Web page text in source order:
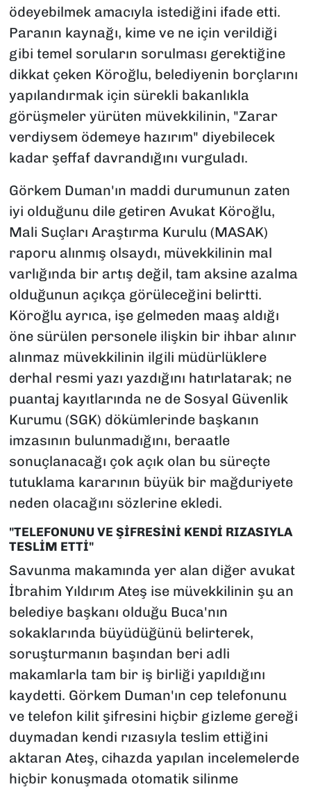
ödeyebilmek amacıyla istediğini ifade etti.
Paranın kaynağı, kime ve ne için verildiği
gibi temel soruların sorulması gerektiğine
dikkat çeken Köroğlu, belediyenin borçlarını
yapılandırmak için sürekli bakanlıkla
görüşmeler yürüten müvekkilinin, "Zarar
verdiysem ödemeye hazırım" diyebilecek
kadar şeffaf davrandığını vurguladı.
Görkem Duman'ın maddi durumunun zaten
iyi olduğunu dile getiren Avukat Köroğlu,
Mali Suçları Araştırma Kurulu (MASAK)
raporu alınmış olsaydı, müvekkilinin mal
varlığında bir artış değil, tam aksine azalma
olduğunun açıkça görüleceğini belirtti.
Köroğlu ayrıca, işe gelmeden maaş aldığı
öne sürülen personele ilişkin bir ihbar alınır
alınmaz müvekkilinin ilgili müdürlüklere
derhal resmi yazı yazdığını hatırlatarak; ne
puantaj kayıtlarında ne de Sosyal Güvenlik
Kurumu (SGK) dökümlerinde başkanın
imzasının bulunmadığını, beraatle
sonuçlanacağı çok açık olan bu süreçte
tutuklama kararının büyük bir mağduriyete
neden olacağını sözlerine ekledi.
"TELEFONUNU VE ŞİFRESİNİ KENDİ RIZASIYLA
TESLİM ETTİ"
Savunma makamında yer alan diğer avukat
İbrahim Yıldırım Ateş ise müvekkilinin şu an
belediye başkanı olduğu Buca'nın
sokaklarında büyüdüğünü belirterek,
soruşturmanın başından beri adli
makamlarla tam bir iş birliği yapıldığını
kaydetti. Görkem Duman'ın cep telefonunu
ve telefon kilit şifresini hiçbir gizleme gereği
duymadan kendi rızasıyla teslim ettiğini
aktaran Ateş, cihazda yapılan incelemelerde
hiçbir konuşmada otomatik silinme